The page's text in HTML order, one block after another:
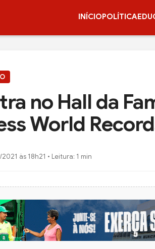
INÍCIOPOLÍTICA
no Hall da
World
às 18h21 • Leitura: 1 min